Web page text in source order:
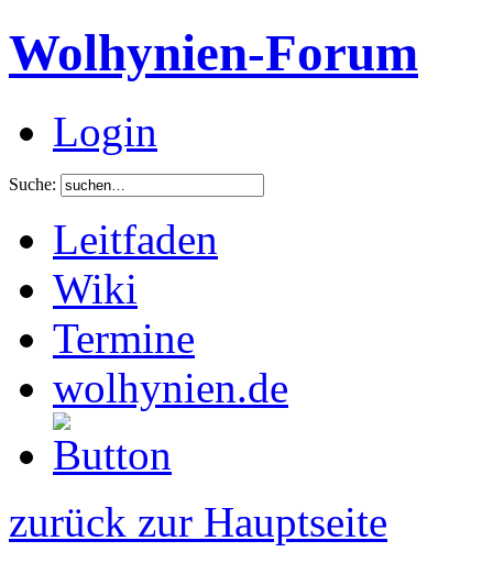
Wolhynien-Forum
Login
Suche:
Leitfaden
Wiki
Termine
wolhynien.de
zurück zur Hauptseite